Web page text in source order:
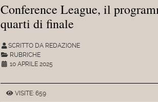
Conference League, il
quarti di finale
SCRITTO DA REDAZIONE
RUBRICHE
10 APRILE 2025
VISITE: 659